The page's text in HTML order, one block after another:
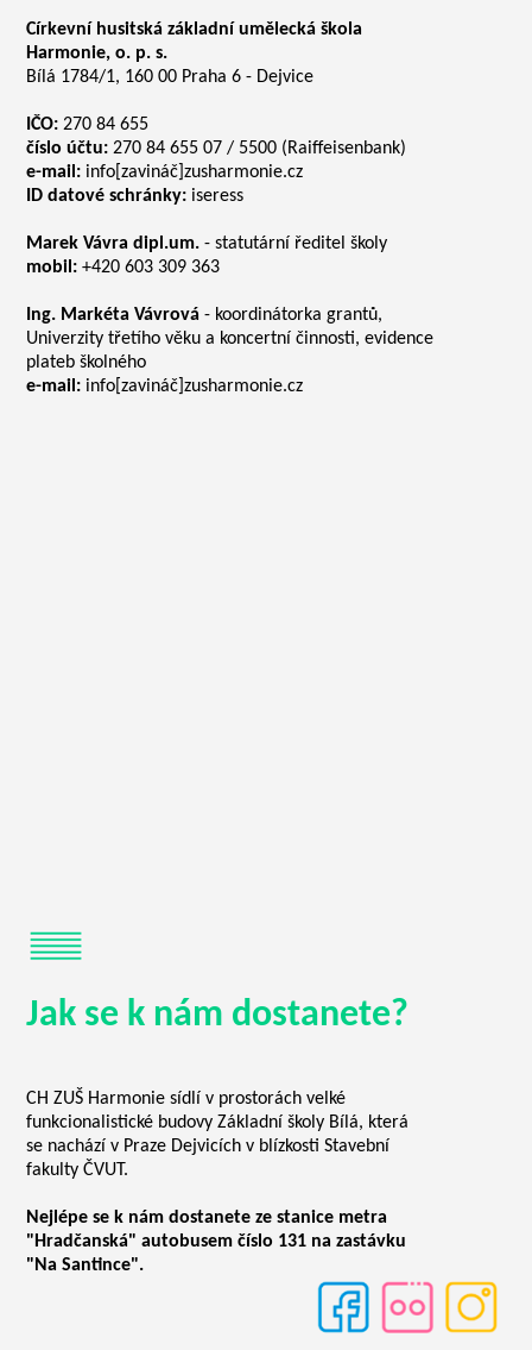
Církevní husitská základní umělecká škola
Harmonie, o. p. s.
Bílá 1784/1, 160 00 Praha 6 - Dejvice
IČO: 270 84 655
číslo účtu: 270 84 655 07 / 5500 (Raiffeisenbank)
e-mail: info[zavináč]zusharmonie.cz
ID datové schránky: iseress
Marek Vávra dipl.um. - statutární ředitel školy
mobil: +420 603 309 363
Ing. Markéta Vávrová - koordinátorka grantů,
Univerzity třetího věku a koncertní činnosti, evidence
plateb školného
e-mail: info[zavináč]zusharmonie.cz
Jak se k nám dostanete?
CH ZUŠ Harmonie sídlí v prostorách velké
funkcionalistické budovy Základní školy Bílá, která
se nachází v Praze Dejvicích v blízkosti Stavební
fakulty ČVUT.
Nejlépe se k nám dostanete ze stanice metra
"Hradčanská" autobusem číslo 131 na zastávku
"Na Santince".